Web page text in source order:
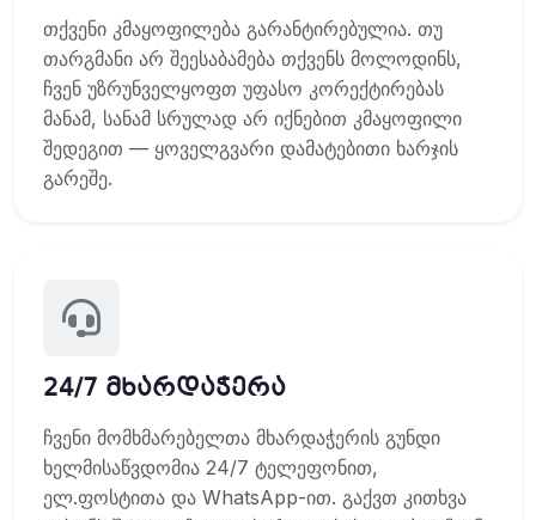
თქვენი კმაყოფილება გარანტირებულია. თუ
თარგმანი არ შეესაბამება თქვენს მოლოდინს,
ჩვენ უზრუნველყოფთ უფასო კორექტირებას
მანამ, სანამ სრულად არ იქნებით კმაყოფილი
შედეგით — ყოველგვარი დამატებითი ხარჯის
გარეშე.
24/7 მხარდაჭერა
ჩვენი მომხმარებელთა მხარდაჭერის გუნდი
ხელმისაწვდომია 24/7 ტელეფონით,
ელ.ფოსტითა და WhatsApp-ით. გაქვთ კითხვა